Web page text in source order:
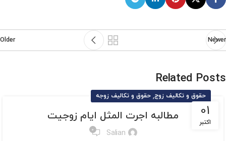
Newer
Older
Related Posts
01
اکتبر
حقوق و تکالیف زوج,حقوق و تکالیف زوجه
مطالبه اجرت‌ المثل ایام زوجیت
Salian
0